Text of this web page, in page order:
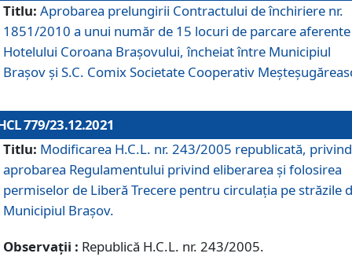
Titlu: Aprobarea prelungirii Contractului de închiriere nr.
1851/2010 a unui număr de 15 locuri de parcare aferente
Hotelului Coroana Brașovului, încheiat între Municipiul
Braşov şi S.C. Comix Societate Cooperativ
779/23.12.2021
Titlu: Modificarea H.C.L. nr. 243/2005 republicată, privind
aprobarea Regulamentului privind eliberarea şi folosirea
permiselor de Liberă Trecere pentru circulația pe străzile
Municipiul Braşov.
Observații : Republică H.C.L. nr. 243/2005.